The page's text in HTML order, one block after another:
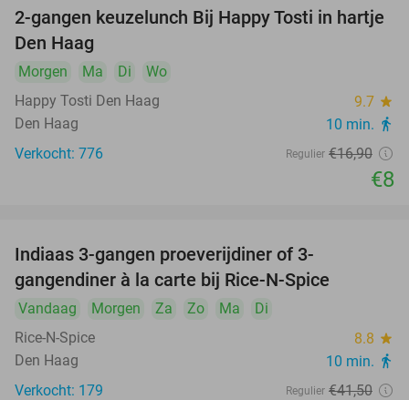
53%
2-gangen keuzelunch Bij Happy Tosti in hartje
Den Haag
Morgen Ma Di
Wo
Happy Tosti Den Haag
9.7 star
Den Haag 10 min. directions_walk
Verkocht: 776 Regulier €16,90
€8
Indiaas 3-gangen proeverijdiner of 3-
gangendiner à la carte bij Rice-N-Spice
Vandaag Morgen Za Zo Ma
Di
Rice-N-Spice
8.8 star
Den Haag 10 min. directions_walk
Verkocht: 179 Regulier €41,50